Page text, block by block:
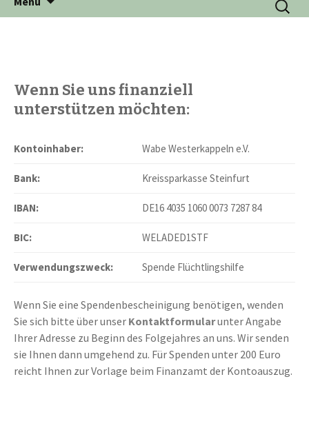
nach:
Wenn Sie uns finanziell
unterstützen möchten:
Kontoinhaber: Wabe Westerkappeln e.V.
Bank: Kreissparkasse Steinfurt
IBAN: DE16 4035 1060 0073 7287 84
BIC: WELADED1STF
Verwendungszweck: Spende Flüchtlingshilfe
Wenn Sie eine Spendenbescheinigung benötigen, wenden
Sie sich bitte über unser Kontaktformularunter Angabe
Ihrer Adresse zu Beginn des Folgejahres an uns. Wir senden
sie Ihnen dann umgehend zu. Für Spenden unter 200 Euro
reicht Ihnen zur Vorlage beim Finanzamt der Kontoauszug.